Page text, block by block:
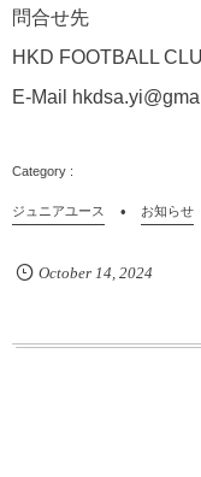
問合せ先
HKD FOOTBALL
E-Mail
ジュニアユース お知らせ
October 14 2024